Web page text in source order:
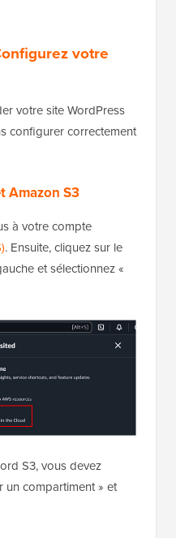
votre
votre site WordPress
configurer correctement
Amazon S3
à votre compte
. Ensuite, cliquez sur le
et sélectionnez «
S3, vous devez
un compartiment » et